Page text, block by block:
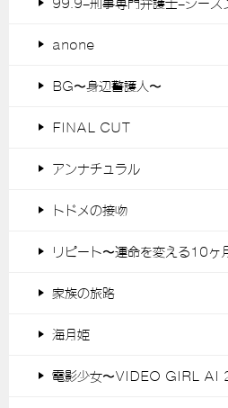
anone
BG〜身辺警護人〜
FINAL CUT
アンナチュラル
トドメの接吻
リピート〜運命を変える10ヶ
家族の旅路
海月姫
電影少女〜VIDEO GIRL AI